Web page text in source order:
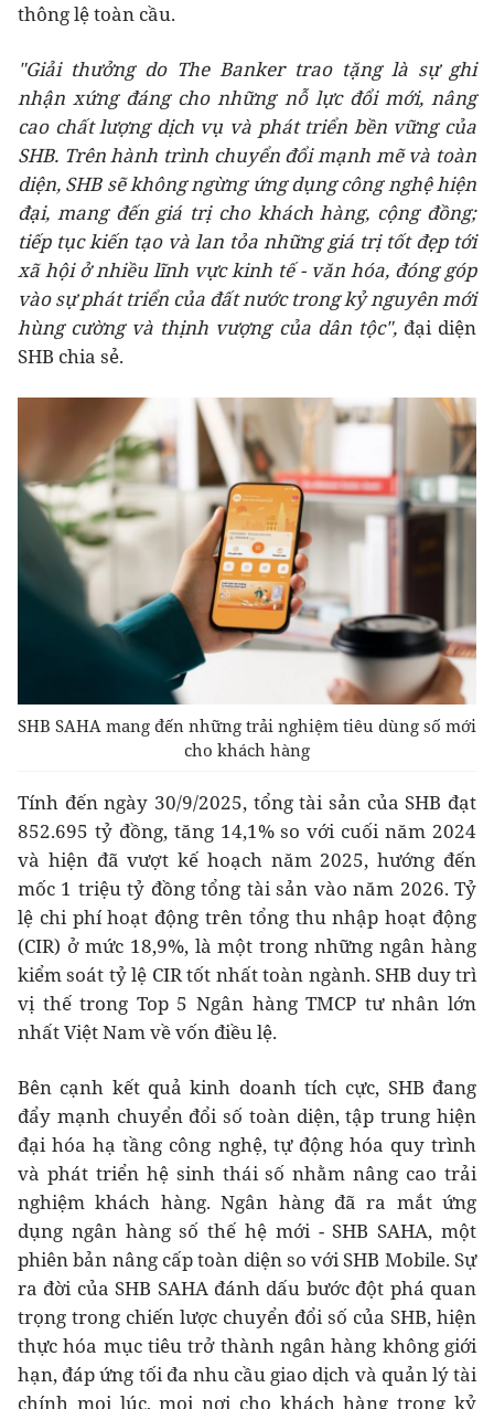
thông lệ toàn cầu.
"Giải thưởng do The Banker trao tặng là sự ghi
nhận xứng đáng cho những nỗ lực đổi mới, nâng
cao chất lượng dịch vụ và phát triển bền vững của
SHB. Trên hành trình chuyển đổi mạnh mẽ và toàn
diện, SHB sẽ không ngừng ứng dụng công nghệ hiện
đại, mang đến giá trị cho khách hàng, cộng đồng;
tiếp tục kiến tạo và lan tỏa những giá trị tốt đẹp tới
xã hội ở nhiều lĩnh vực kinh tế - văn hóa, đóng góp
vào sự phát triển của đất nước trong kỷ nguyên mới
hùng cường và thịnh vượng của dân tộc", đại diện
SHB chia sẻ.
SHB SAHA mang đến những trải nghiệm tiêu dùng số mới
cho khách hàng
Tính đến ngày 30/9/2025, tổng tài sản của SHB đạt
852.695 tỷ đồng, tăng 14,1% so với cuối năm 2024
và hiện đã vượt kế hoạch năm 2025, hướng đến
mốc 1 triệu tỷ đồng tổng tài sản vào năm 2026. Tỷ
lệ chi phí hoạt động trên tổng thu nhập hoạt động
(CIR) ở mức 18,9%, là một trong những ngân hàng
kiểm soát tỷ lệ CIR tốt nhất toàn ngành. SHB duy trì
vị thế trong Top 5 Ngân hàng TMCP tư nhân lớn
nhất Việt Nam về vốn điều lệ.
Bên cạnh kết quả kinh doanh tích cực, SHB đang
đẩy mạnh chuyển đổi số toàn diện, tập trung hiện
đại hóa hạ tầng công nghệ, tự động hóa quy trình
và phát triển hệ sinh thái số nhằm nâng cao trải
nghiệm khách hàng. Ngân hàng đã ra mắt ứng
dụng ngân hàng số thế hệ mới - SHB SAHA, một
phiên bản nâng cấp toàn diện so với SHB Mobile. Sự
ra đời của SHB SAHA đánh dấu bước đột phá quan
trọng trong chiến lược chuyển đổi số của SHB, hiện
thực hóa mục tiêu trở thành ngân hàng không giới
hạn, đáp ứng tối đa nhu cầu giao dịch và quản lý tài
chính mọi lúc, mọi nơi cho khách hàng trong kỷ